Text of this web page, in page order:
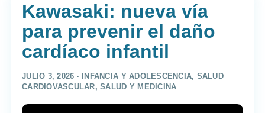
Kawasaki: nueva vía
para prevenir el daño
cardíaco infantil
JULIO 3, 2026 · INFANCIA Y ADOLESCENCIA, SALUD
CARDIOVASCULAR,SALUD Y MEDICINA